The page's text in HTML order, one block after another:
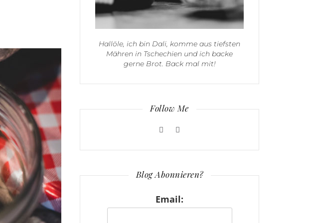
Hallöle, ich bin Dali, komme aus tiefsten
Mähren in Tschechien und ich backe
gerne Brot. Back mal mit!
Follow Me
Blog Abonnieren?
Email: